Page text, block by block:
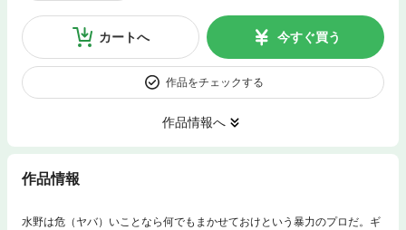
カートへ 今すぐ買う
作品をチェックする
作品情報へ
作品情報
水野は危（ヤバ）いことなら何でもまかせておけという暴力のプロだ。ギ